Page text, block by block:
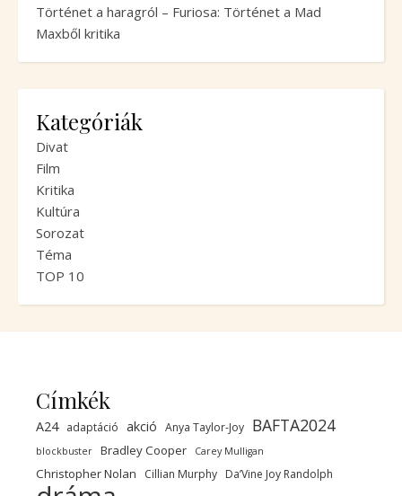
Történet a haragról – Furiosa: Történet a Mad
Maxből kritika
Kategóriák
Divat
Film
Kritika
Kultúra
Sorozat
Téma
TOP 10
Címkék
A24 adaptáció akció Anya Taylor-Joy BAFTA2024
blockbuster Bradley Cooper Carey Mulligan
Christopher Nolan Cillian Murphy Da’Vine Joy Randolph